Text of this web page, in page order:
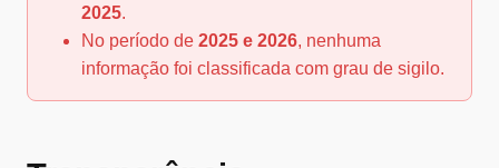
2025.
No período de 2025 e 2026, nenhuma
informação foi classificada com grau de sigilo.